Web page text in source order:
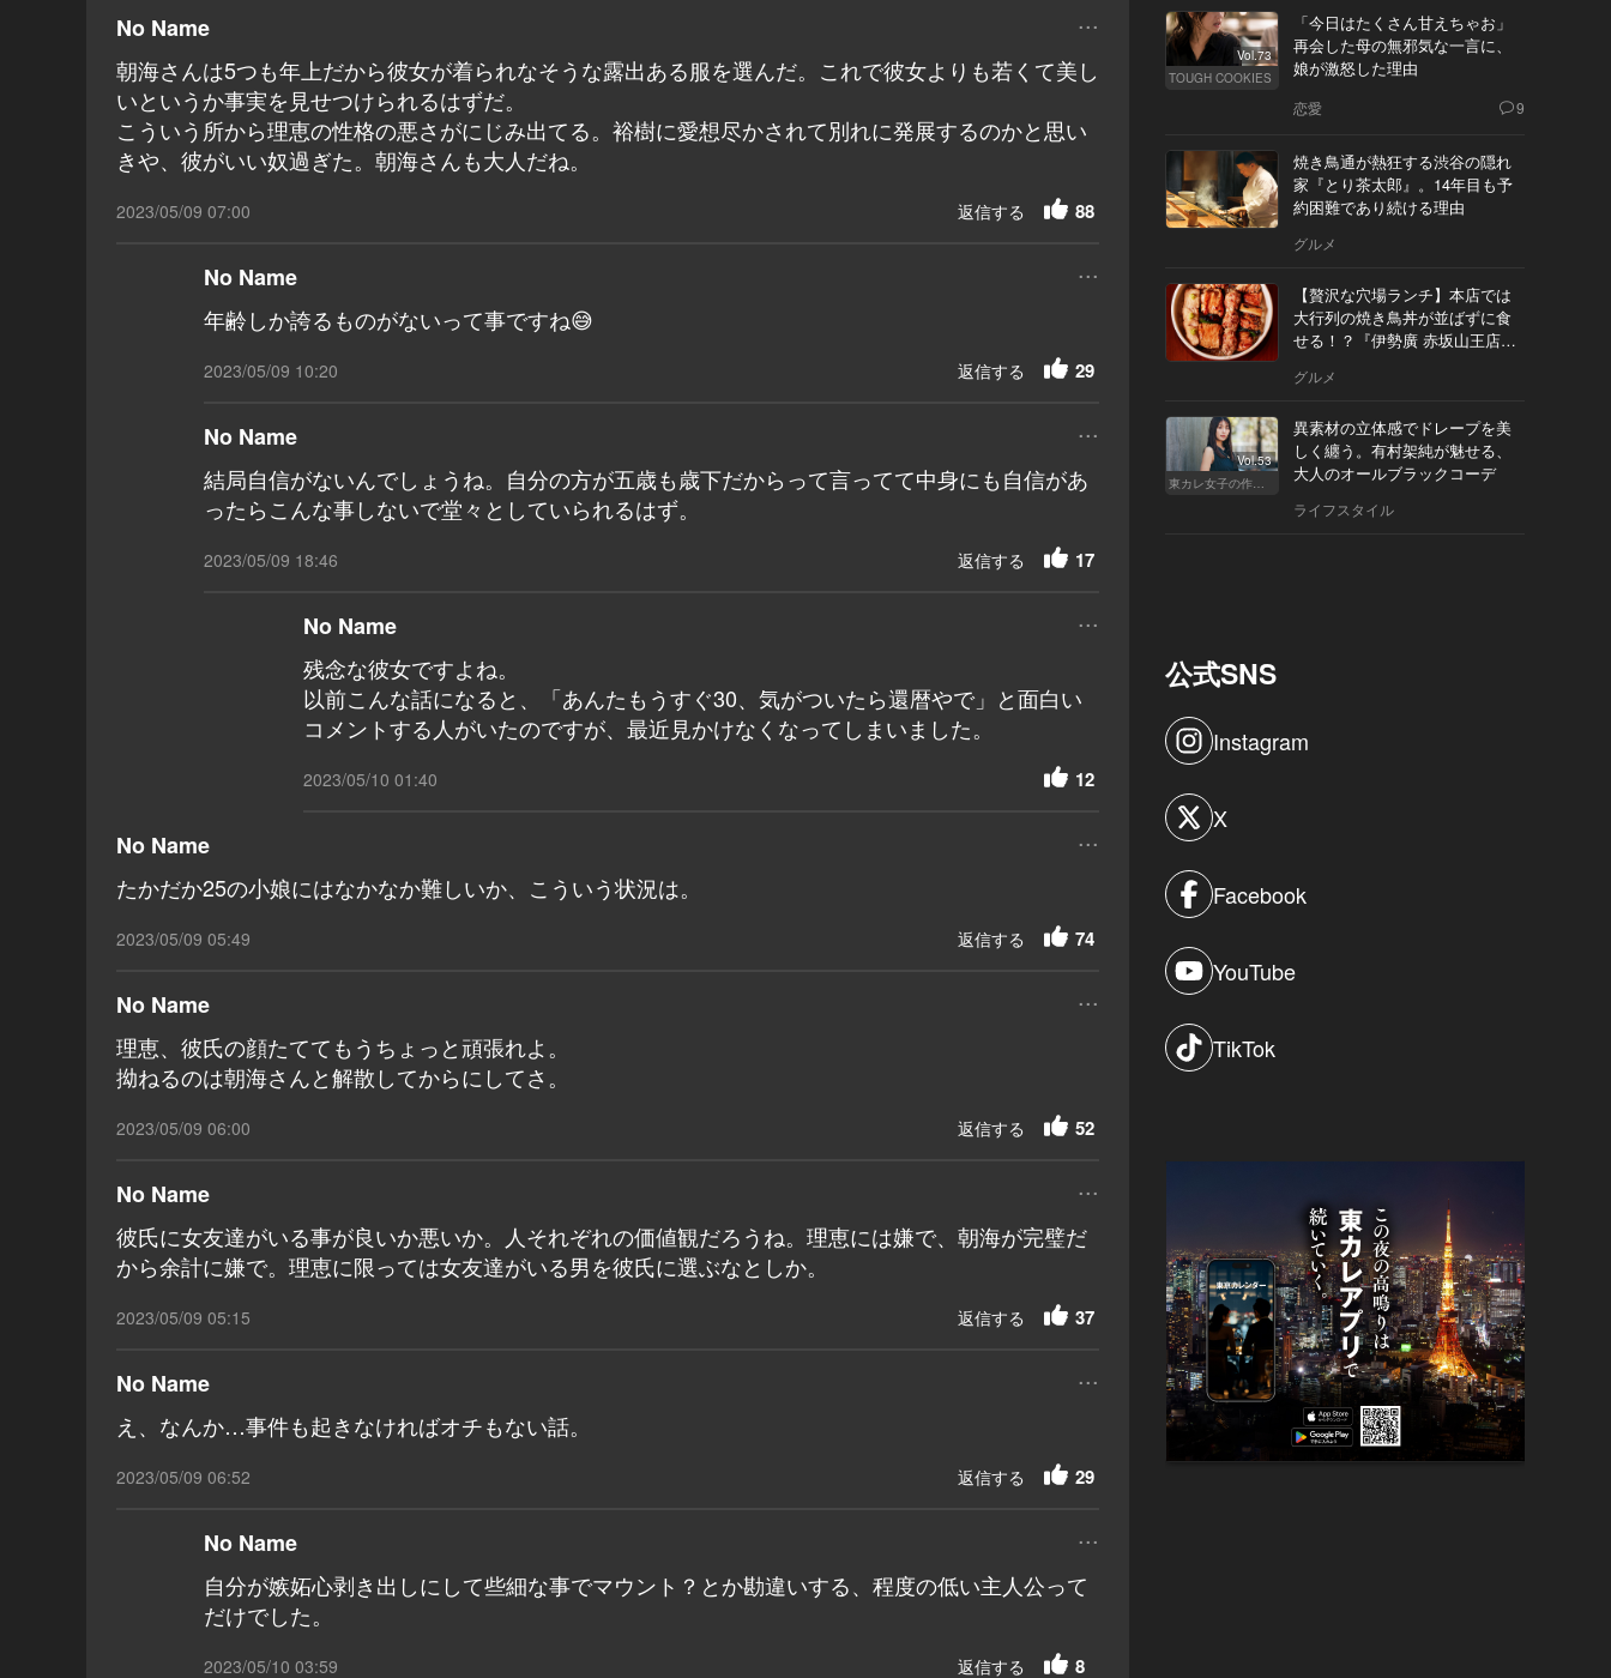
No Name ...
朝海さんは5つも年上だから彼女が着られなそうな露出ある服を選んだ。これで彼女よりも若くて美し
いというか事実を見せつけられるはずだ。
こういう所から理恵の性格の悪さがにじみ出てる。裕樹に愛想尽かされて別れに発展するのかと思い
きや、彼がいい奴過ぎた。朝海さんも大人だね。
2023/05/09 07:00 88
返信する
No Name ...
年齢しか誇るものがないって事ですね😅
2023/05/09 10:20 29
返信する
No Name ...
結局自信がないんでしょうね。自分の方が五歳も歳下だからって言ってて中身にも自信があ
ったらこんな事しないで堂々としていられるはず。
2023/05/09 18:46 17
返信する
No Name ...
残念な彼女ですよね。
以前こんな話になると、「あんたもうすぐ30、気がついたら還暦やで」と面白い
コメントする人がいたのですが、最近見かけなくなってしまいました。
2023/05/10 01:40 12
No Name ...
たかだか25の小娘にはなかなか難しいか、こういう状況は。
2023/05/09 05:49 74
返信する
No Name ...
理恵、彼氏の顔たててもうちょっと頑張れよ。
拗ねるのは朝海さんと解散してからにしてさ。
2023/05/09 06:00 52
返信する
No Name ...
彼氏に女友達がいる事が良いか悪いか。人それぞれの価値観だろうね。理恵には嫌で、朝海が完璧だ
から余計に嫌で。理恵に限っては女友達がいる男を彼氏に選ぶなとしか。
2023/05/09 05:15 37
返信する
No Name ...
え、なんか…事件も起きなければオチもない話。
2023/05/09 06:52 29
返信する
No Name ...
自分が嫉妬心剥き出しにして些細な事でマウント？とか勘違いする、程度の低い主人公って
だけでした。
2023/05/10 03:59 8
返信する
Vol.73
TOUGH COOKIES
「今日はたくさん甘えちゃお」
再会した母の無邪気な一言に、
娘が激怒した理由
恋愛 9
焼き鳥通が熱狂する渋谷の隠れ
家『とり茶太郎』。14年目も予
約困難であり続ける理由
グルメ
【贅沢な穴場ランチ】本店では
大行列の焼き鳥丼が並ばずに食
せる！？『伊勢廣 赤坂山王店』
グルメ
Vol.53
東カレ女子の作り方
異素材の立体感でドレープを美
しく纏う。有村架純が魅せる、
大人のオールブラックコーデ
ライフスタイル
公式SNS
Instagram
X
Facebook
YouTube
TikTok